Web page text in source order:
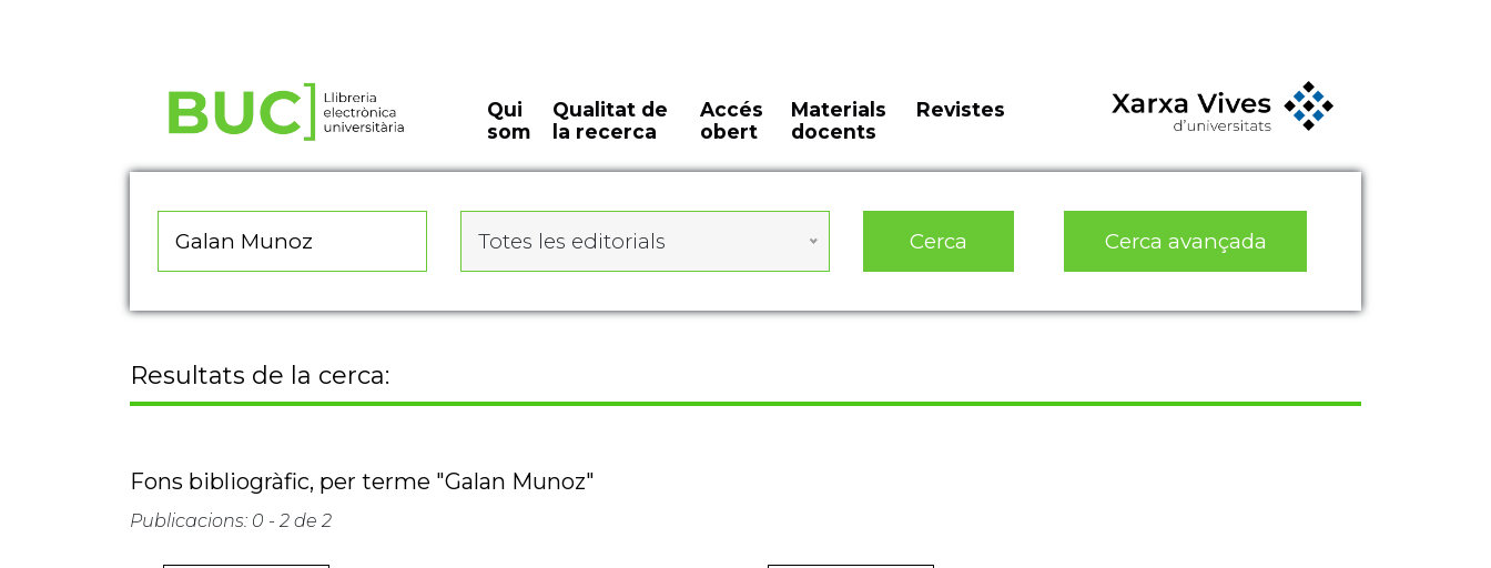
Qui
som
Qualitat de
la recerca
Accés
obert
Materials
docents
Revistes
Totes les editorials Cerca Cerca avançada
Resultats de la cerca:
Fons bibliogràfic, per terme "Galan Munoz"
Publicacions: 0 - 2 de 2